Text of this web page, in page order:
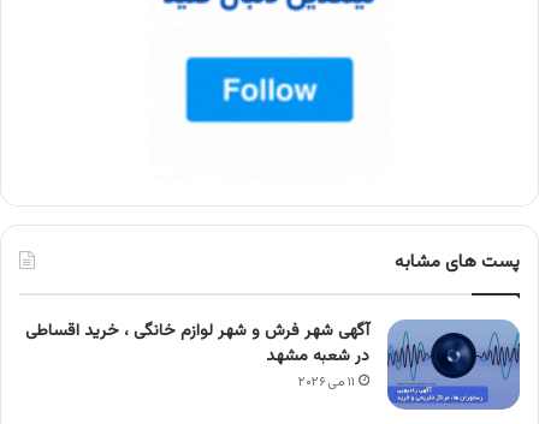
پست های مشابه
آگهی شهر فرش و شهر لوازم خانگی ، خرید اقساطی
در شعبه مشهد
۱۱ می ۲۰۲۶